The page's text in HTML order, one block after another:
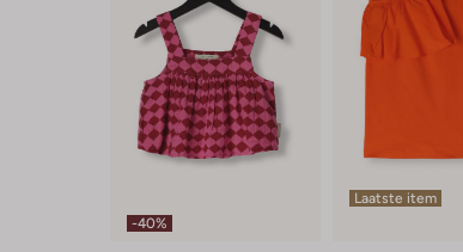
-40%
Laatste item